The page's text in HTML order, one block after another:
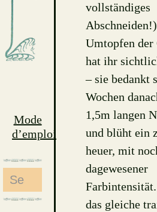
Mode
d’emploi
Search
for:
vollständiges
Umtopfen der
hat ihr
– sie bedankt
Wochen
1,5m langen
und blüht ein
heuer, mit
dagewesener
das gleiche